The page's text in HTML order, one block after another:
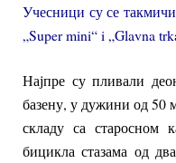
Учесници су се
„Super mini“ i „Glavna
Најпре су пливали
базену, у дужини од 50
складу са старосном
бицикла стазама од